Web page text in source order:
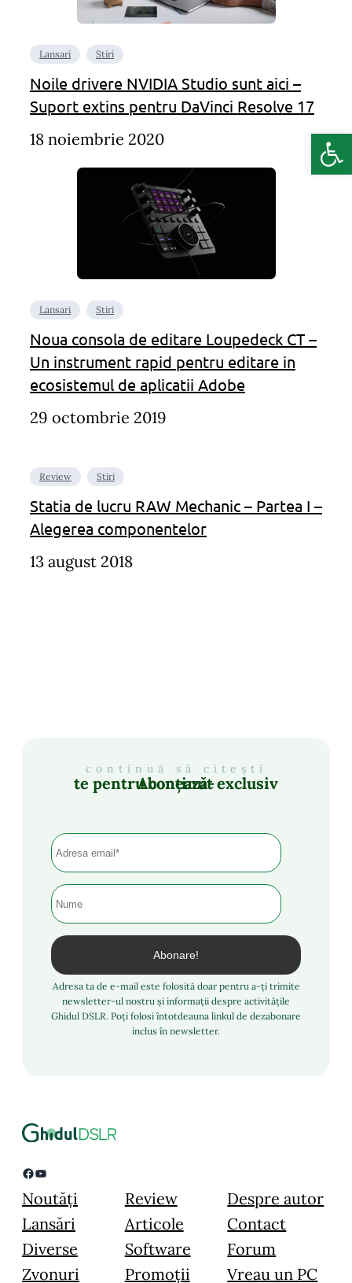
Lansari Stiri
Noile drivere NVIDIA Studio sunt aici –
Suport extins pentru DaVinci Resolve 17
18 noiembrie 2020
Lansari Stiri
Noua consola de editare Loupedeck CT –
Un instrument rapid pentru editare in
ecosistemul de aplicatii Adobe
29 octombrie 2019
Review Stiri
Statia de lucru RAW Mechanic – Partea I –
Alegerea componentelor
13 august 2018
continuă să citești
Abonează-te pentru conținut exclusiv
Adresa ta de e-mail este folosită doar pentru a-ți trimite
newsletter-ul nostru și informații despre activitățile
Ghidul DSLR. Poți folosi întotdeauna linkul de dezabonare
inclus în newsletter.
Facebook YouTube
Noutăți
Lansări
Diverse
Zvonuri
Review
Articole
Software
Promoții
Despre autor
Contact
Forum
Vreau un PC